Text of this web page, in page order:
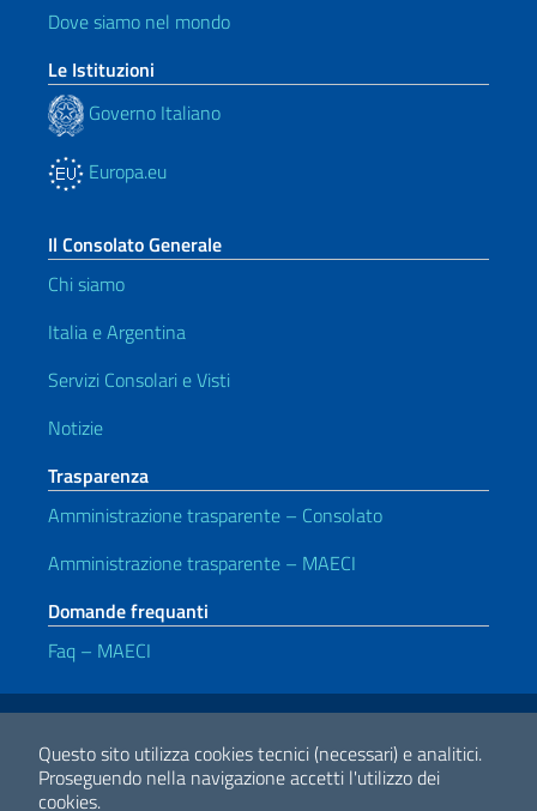
Questo sito utilizza cookies tecnici (necessari) e analitici.
Proseguendo nella navigazione accetti l'utilizzo dei
cookies.
Dove siamo nel mondo
Le Istituzioni
Governo Italiano
Europa.eu
Il Consolato Generale
Chi siamo
Italia e Argentina
Servizi Consolari e Visti
Notizie
Trasparenza
Amministrazione trasparente – Consolato
Amministrazione trasparente – MAECI
Domande frequanti
Faq – MAECI
Link Utili